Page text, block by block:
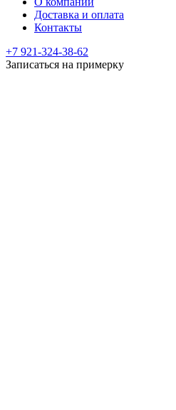
Доставка и оплата
Контакты
+7 921-324-38-62
Записаться на примерку